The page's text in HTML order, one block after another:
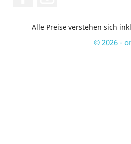
Alle Preise verstehen sich
© 2026 -